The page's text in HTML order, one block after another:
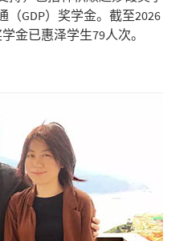
GDP）奖学金。截至2026
金已惠泽学生79人次。